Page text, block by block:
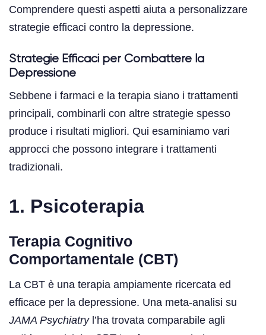
Comprendere questi aspetti aiuta a personalizzare
strategie efficaci contro la depressione.
Strategie Efficaci per Combattere la
Depressione
Sebbene i farmaci e la terapia siano i trattamenti
principali, combinarli con altre strategie spesso
produce i risultati migliori. Qui esaminiamo vari
approcci che possono integrare i trattamenti
tradizionali.
1. Psicoterapia
Terapia Cognitivo
Comportamentale (CBT)
La CBT è una terapia ampiamente ricercata ed
efficace per la depressione. Una meta-analisi su
JAMA Psychiatryl’ha trovata comparabile agli